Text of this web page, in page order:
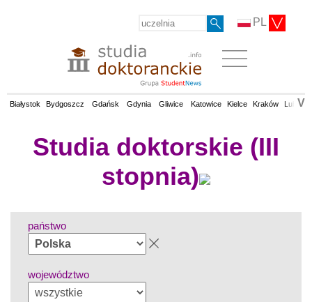
PL
Białystok Bydgoszcz Gdańsk Gdynia Gliwice Katowice Kielce Kraków Lublin
V
Studia doktorskie (III
stopnia)
państwo
województwo